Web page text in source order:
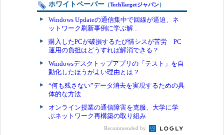
ホワイトペーパー （TechTargetジャパン）
Windows Updateの通信集中で回線が逼迫、ネ
ットワーク刷新事例に学ぶ解...
購入したPCが破損するたび情シスが苦労 PC
運用の負担はどうすれば解消できる？
Windowsデスクトップアプリの「テスト」を自
動化したほうがよい理由とは？
“何も残さない”データ消去を実現するための具
体的な方法
オンライン授業の通信障害を克服、大学に学
ぶネットワーク再構築の取り組み
Recommended by